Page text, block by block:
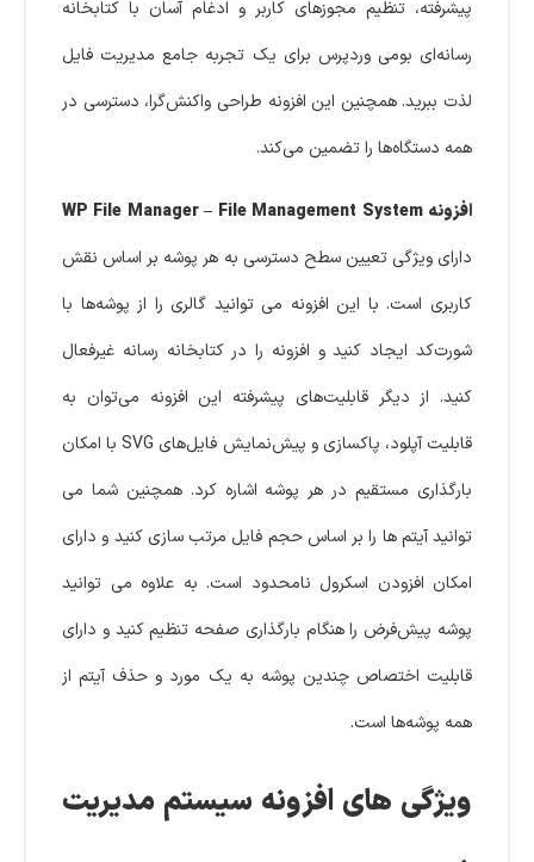
پیشرفته، تنظیم مجوزهای کاربر و ادغام آسان با کتابخانه
رسانه‌ای بومی وردپرس برای یک تجربه جامع مدیریت فایل
لذت ببرید. همچنین این افزونه طراحی واکنش‌گرا، دسترسی در
همه دستگاه‌ها را تضمین می‌کند.
افزونه WP File Manager – File Management System
دارای ویژگی تعیین سطح دسترسی به هر پوشه بر اساس نقش
کاربری است. با این افزونه می توانید گالری را از پوشه‌ها با
شورت‌کد ایجاد کنید و افزونه را در کتابخانه رسانه غیرفعال
کنید. از دیگر قابلیت‌های پیشرفته این افزونه می‌توان به
قابلیت آپلود، پاکسازی و پیش‌نمایش فایل‌های SVG با امکان
بارگذاری مستقیم در هر پوشه اشاره کرد. همچنین شما می
توانید آیتم ها را بر اساس حجم فایل مرتب سازی کنید و دارای
امکان افزودن اسکرول نامحدود است. به علاوه می توانید
پوشه پیش‌فرض را هنگام بارگذاری صفحه تنظیم کنید و دارای
قابلیت اختصاص چندین پوشه به یک مورد و حذف آیتم از
همه پوشه‌ها است.
ویژگی های افزونه سیستم مدیریت